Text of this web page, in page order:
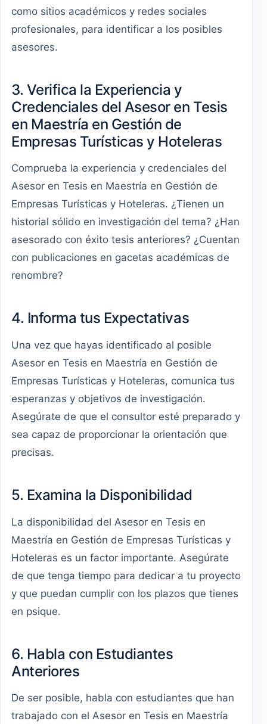
como sitios académicos y redes sociales
profesionales, para identificar a los posibles
asesores.
3. Verifica la Experiencia y
Credenciales del Asesor en Tesis
en Maestría en Gestión de
Empresas Turísticas y Hoteleras
Comprueba la experiencia y credenciales del
Asesor en Tesis en Maestría en Gestión de
Empresas Turísticas y Hoteleras. ¿Tienen un
historial sólido en investigación del tema? ¿Han
asesorado con éxito tesis anteriores? ¿Cuentan
con publicaciones en gacetas académicas de
renombre?
4. Informa tus Expectativas
Una vez que hayas identificado al posible
Asesor en Tesis en Maestría en Gestión de
Empresas Turísticas y Hoteleras, comunica tus
esperanzas y objetivos de investigación.
Asegúrate de que el consultor esté preparado y
sea capaz de proporcionar la orientación que
precisas.
5. Examina la Disponibilidad
La disponibilidad del Asesor en Tesis en
Maestría en Gestión de Empresas Turísticas y
Hoteleras es un factor importante. Asegúrate
de que tenga tiempo para dedicar a tu proyecto
y que puedan cumplir con los plazos que tienes
en psique.
6. Habla con Estudiantes
Anteriores
De ser posible, habla con estudiantes que han
trabajado con el Asesor en Tesis en Maestría